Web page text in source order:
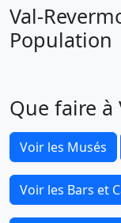
Val-
Population
Que faire à
Voir les Musés
Voir les Bars et